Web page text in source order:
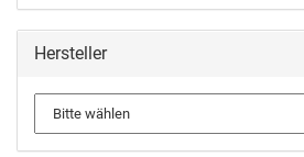
Hersteller